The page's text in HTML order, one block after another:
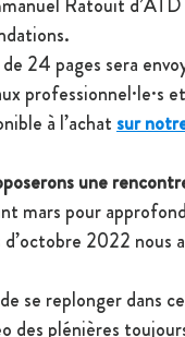
Ratouit
24 pages sera
professionnel·le·s
à l’achat sur
une
mars pour
2022 nous
se replonger dans
des plénières